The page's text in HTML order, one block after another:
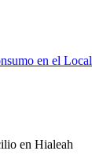
en el Local
en Hialeah